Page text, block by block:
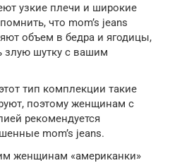
узкие плечи и широкие
что mom’s jeans
объем в бедра и ягодицы,
злую шутку с вашим
тип комплекции такие
поэтому женщинам с
рекомендуется
mom’s jeans.
женщинам «американки»